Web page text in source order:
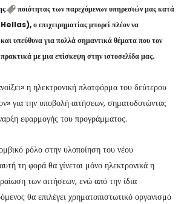
ποιότητας των παρεχόμενων υπηρεσιών μας κατά
ο επιχειρηματίας μπορεί πλέον να
υπεύθυνα για πολλά σημαντικά θέματα που τον
με μια επίσκεψη στην ιστοσελίδα μας.
η ηλεκτρονική πλατφόρμα του δεύτερου
για την υποβολή αιτήσεων, σηματοδοτώντας
εφαρμογής του προγράμματος.
ρόλο στην υλοποίηση του νέου
τη φορά θα γίνεται μόνο ηλεκτρονικά η
των αιτήσεων, ενώ από την ίδια
θα επιλέγει χρηματοπιστωτικό οργανισμό